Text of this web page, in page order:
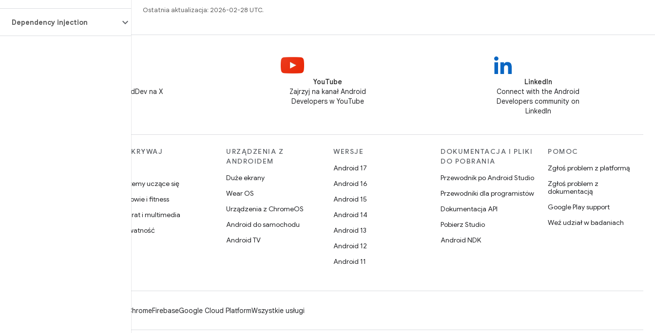
Dependency injection
Ostatnia aktualizacja: 2026-02-28 UTC.
Obserwuj @AndroidDev na X
YouTube
Zajrzyj na kanał Android
Developers w YouTube
LinkedIn
Connect with the Android
Developers community on
LinkedIn
ODKRYWAJ
Systemy uczące się
Zdrowie i fitness
Aparat i multimedia
Prywatność
URZĄDZENIA Z
ANDROIDEM
Duże ekrany
Wear OS
Urządzenia z ChromeOS
Android do samochodu
Android TV
WERSJE
Android 17
Android 16
Android 15
Android 14
Android 13
Android 12
Android 11
DOKUMENTACJA I PLIKI
DO POBRANIA
Przewodnik po Android Studio
Przewodniki dla programistów
Dokumentacja API
Pobierz Studio
Android NDK
POMOC
Zgłoś problem z platformą
Zgłoś problem z
dokumentacją
Google Play support
Weź udział w badaniach
ChromeFirebaseGoogle Cloud PlatformWszystkie usługi